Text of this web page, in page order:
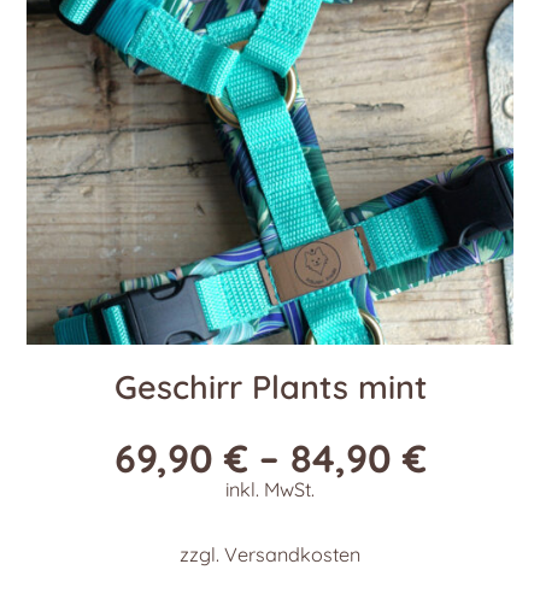
können
auf
der
Produktseite
gewählt
werden
Geschirr Plants mint
69,90€ – 84,90€
inkl. MwSt.
zzgl. Versandkosten